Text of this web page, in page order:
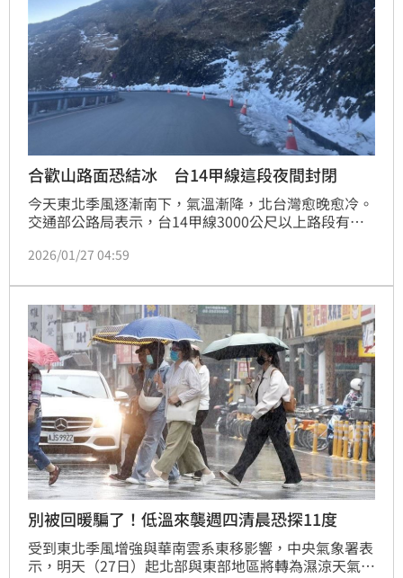
合歡山路面恐結冰 台14甲線這段夜間封閉
今天東北季風逐漸南下，氣溫漸降，北台灣愈晚愈冷。
交通部公路局表示，台14甲線3000公尺以上路段有路
天上午8時預警封閉。
2026/01/27 04:59
別被回暖騙了！低溫來襲週四清晨恐探11度
受到東北季風增強與華南雲系東移影響，中央氣象署表
示，明天（27日）起北部與東部地區將轉為濕涼天氣，